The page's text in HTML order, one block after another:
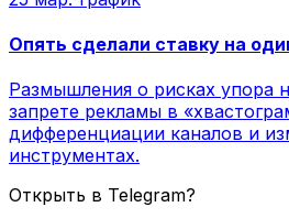
Опять сделали ставку на
Размышления о рисках упора
запрете рекламы в
дифференциации каналов и
инструментах.
Открыть в Telegram?